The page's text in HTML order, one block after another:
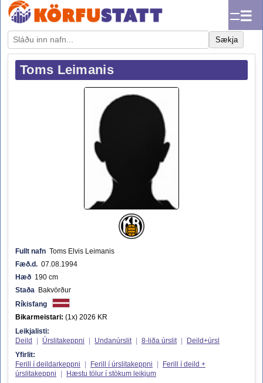
☰
Sækja
Toms Leimanis
Fullt nafn Toms Elvis Leimanis
Fæð.d. 07.08.1994
Hæð 190 cm
Staða Bakvörður
Ríkisfang
Bikarmeistari: (1x) 2026 KR
Leikjalisti:
Deild
Úrslitakeppni Undanúrslit 8-liða úrslit
Deild+úrsl
Yfirlit:
Ferill í deildarkeppni
Ferill í úrslitakeppni
Ferill í deild +
úrslitakeppni
Hæstu tölur í stökum leikjum